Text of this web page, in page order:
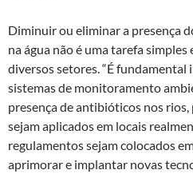
Diminuir ou eliminar a presença
na água não é uma tarefa
diversos setores. “É fundamental
sistemas de monitoramento
presença de antibióticos nos
sejam aplicados em locais
regulamentos sejam colocados
aprimorar e implantar novas